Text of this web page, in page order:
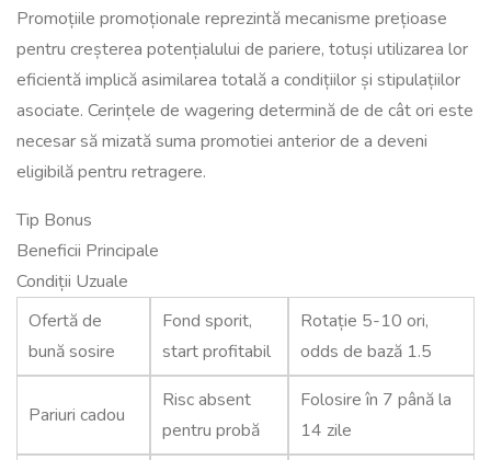
Promoțiile promoționale reprezintă mecanisme prețioase
pentru creșterea potențialului de pariere, totuși utilizarea lor
eficientă implică asimilarea totală a condițiilor și stipulațiilor
asociate. Cerințele de wagering determină de de cât ori este
necesar să mizată suma promotiei anterior de a deveni
eligibilă pentru retragere.
Tip Bonus
Beneficii Principale
Condiții Uzuale
Ofertă de
bună sosire
Fond sporit,
start profitabil
Rotație 5-10 ori,
odds de bază 1.5
Pariuri cadou
Risc absent
pentru probă
Folosire în 7 până la
14 zile